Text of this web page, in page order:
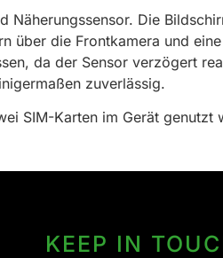
Näherungssensor. Die
über die Frontkamera und
da der Sensor verzögert
zuverlässig.
SIM-Karten im Gerät
KEEP IN